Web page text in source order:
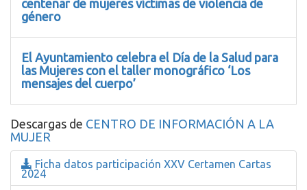
centenar de mujeres víctimas de violencia de
género
El Ayuntamiento celebra el Día de la Salud para
las Mujeres con el taller monográfico ‘Los
mensajes del cuerpo’
Descargas de CENTRO DE INFORMACIÓN A LA
MUJER
Ficha datos participación XXV Certamen Cartas
2024